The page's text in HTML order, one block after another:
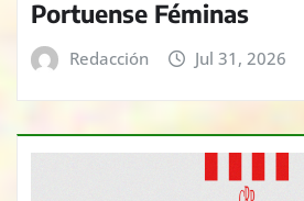
Portuense Féminas
Redacción Jul 31, 2026